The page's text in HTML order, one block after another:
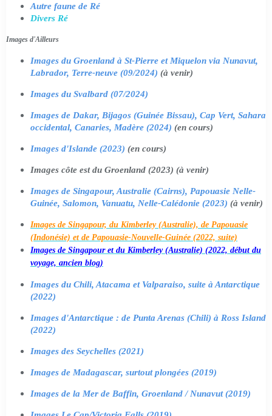
Autre faune de Ré
Divers Ré
Images d'Ailleurs
Images du Groenland à St-Pierre et Miquelon via Nunavut,
Labrador, Terre-neuve (09/2024) (à venir)
Images du Svalbard (07/2024)
Images de Dakar, Bijagos (Guinée Bissau), Cap Vert, Sahara
occidental, Canaries, Madère (2024) (en cours)
Images d'Islande (2023) (en cours)
Images côte est du Groenland (2023) (à venir)
Images de Singapour, Australie (Cairns), Papouasie Nelle-
Guinée, Salomon, Vanuatu, Nelle-Calédonie (2023) (à venir)
Images de Singapour, du Kimberley (Australie), de Papouasie
(Indonésie) et de Papouasie-Nouvelle-Guinée (2022, suite)
Images de Singapour et du Kimberley (Australie) (2022, début du
voyage, ancien blog)
Images du Chili, Atacama et Valparaiso, suite à Antarctique
(2022)
Images d'Antarctique : de Punta Arenas (Chili) à Ross Island
(2022)
Images des Seychelles (2021)
Images de Madagascar, surtout plongées (2019)
Images de la Mer de Baffin, Groenland / Nunavut (2019)